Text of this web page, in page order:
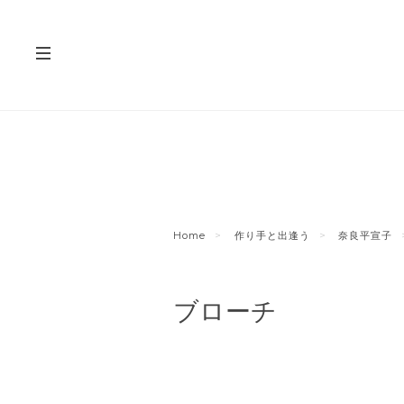
Home 作り手と出逢う 奈良平宣子
ブローチ